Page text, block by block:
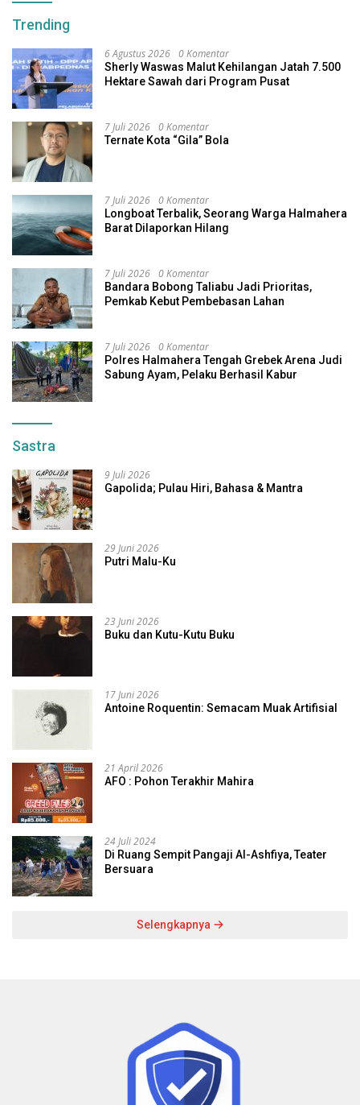
Trending
6 Agustus 2026 0 Komentar
Sherly Waswas Malut Kehilangan Jatah 7.500
Hektare Sawah dari Program Pusat
7 Juli 2026 0 Komentar
Ternate Kota “Gila” Bola
7 Juli 2026 0 Komentar
Longboat Terbalik, Seorang Warga Halmahera
Barat Dilaporkan Hilang
7 Juli 2026 0 Komentar
Bandara Bobong Taliabu Jadi Prioritas,
Pemkab Kebut Pembebasan Lahan
7 Juli 2026 0 Komentar
Polres Halmahera Tengah Grebek Arena Judi
Sabung Ayam, Pelaku Berhasil Kabur
Sastra
9 Juli 2026
Gapolida; Pulau Hiri, Bahasa & Mantra
29 Juni 2026
Putri Malu-Ku
23 Juni 2026
Buku dan Kutu-Kutu Buku
17 Juni 2026
Antoine Roquentin: Semacam Muak Artifisial
21 April 2026
AFO : Pohon Terakhir Mahira
24 Juli 2024
Di Ruang Sempit Pangaji Al-Ashfiya, Teater
Bersuara
Selengkapnya